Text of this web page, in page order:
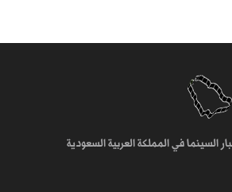
السينما في المملكة العربية السعودية